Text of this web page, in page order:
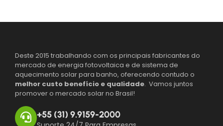
Deste 2015 trabalhando com os principais fabricantes do
mercado de energia fotovoltaica e de sistema de
aquecimento solar para banho, oferecendo contudo o
melhor custo benefício e qualidade. Vamos juntos
promover o mercado solar no Brasil!
+55 (31) 9.9159-2000